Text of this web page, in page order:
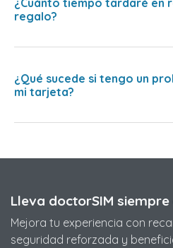
regalo?
¿Qué sucede si tengo un
mi tarjeta?
Lleva doctorSIM
Mejora tu experiencia con
seguridad reforzada y